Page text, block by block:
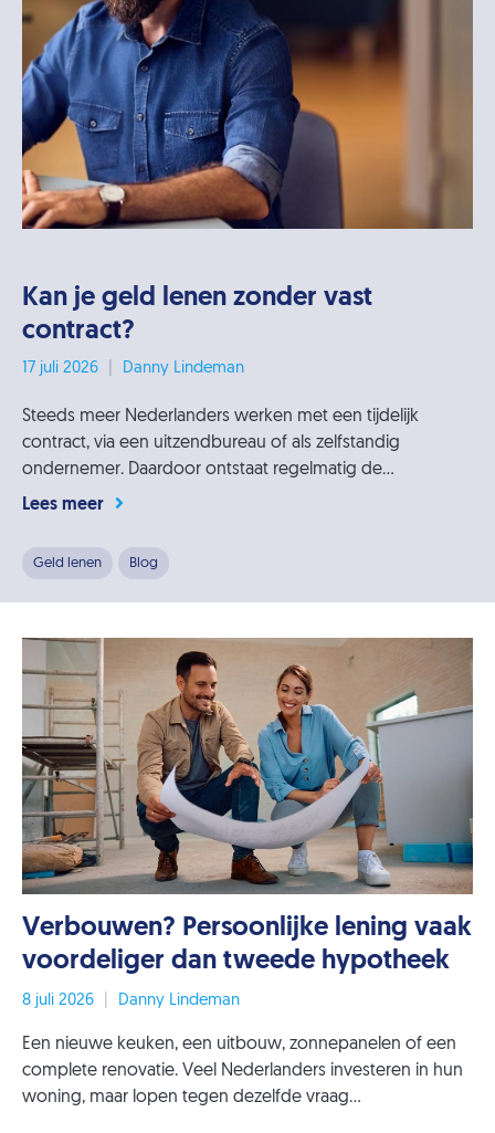
Kan je geld lenen zonder vast
contract?
17 juli 2026 Danny Lindeman
Steeds meer Nederlanders werken met een tijdelijk
contract, via een uitzendbureau of als zelfstandig
ondernemer. Daardoor ontstaat regelmatig de...
Lees meer
Geld lenen Blog
Verbouwen? Persoonlijke lening vaak
voordeliger dan tweede hypotheek
8 juli 2026 Danny Lindeman
Een nieuwe keuken, een uitbouw, zonnepanelen of een
complete renovatie. Veel Nederlanders investeren in hun
woning, maar lopen tegen dezelfde vraag...